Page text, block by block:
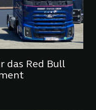
das Red Bull